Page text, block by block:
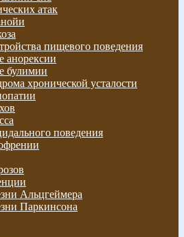
атак
пищевого поведения
анорексии
булимии
хронической усталости
поведения
Альцгеймера
Паркинсона